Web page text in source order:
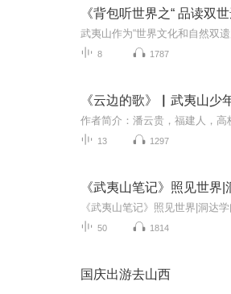
《背包听世界之“ 品读双世
8 1787
《云边的歌》▏武夷山少
13 1297
50 1814
国庆出游去山西